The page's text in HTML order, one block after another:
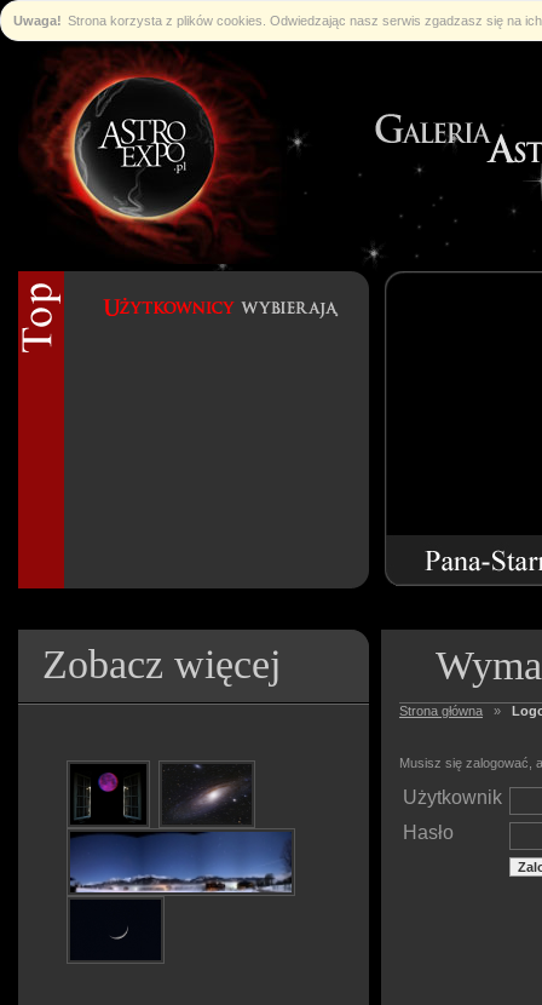
Uwaga! Strona korzysta z plików cookies. Odwiedzając nasz serwis zgadzasz się na
Zobacz więcej
Strona główna »
Musisz się zalogować,
Użytkownik
Hasło